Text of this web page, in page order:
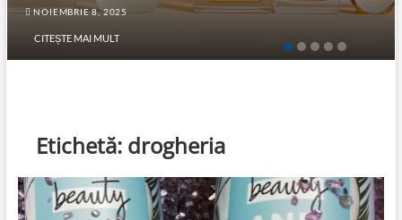
NOIEMBRIE 8, 2025
CITEȘTE MAI MULT
Etichetă: drogheria